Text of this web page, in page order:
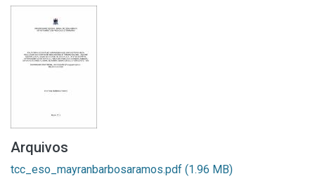
Arquivos
tcc_eso_mayranbarbosaramos.pdf (1.96 MB)